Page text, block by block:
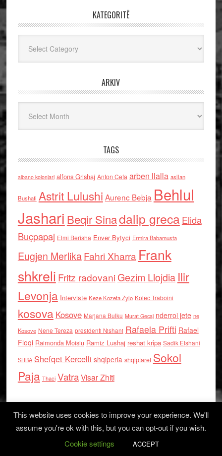
KATEGORITË
ARKIV
TAGS
albano kolonjari alfons Grishaj Anton Cefa arben llalla asllan
Bushati Astrit Lulushi Aurenc Bebja Behlul
Jashari Beqir Sinadalip grecaElida
Buçpapaj Elmi Berisha Enver Bytyci Ermira Babamusta
Eugjen MerlikaFahri Xharra Frank
shkreli Fritz radovaniGezim Llojdia Ilir
Levonja Interviste Keze Kozeta Zylo Kolec Traboini
kosova Kosove Marjana Bulku Murat Gecaj nderroi jete ne
Kosove Nene Tereza presidenti Nishani Rafaela Prifti Rafael
Floqi Raimonda Moisiu Ramiz Lushaj reshat kripa Sadik Elshani
SHBA Shefqet Kercelli shqiperia shqiptaret Sokol
Paja Thaci VatraVisar Zhiti
Log in
This website uses cookies to improve your experience. We'll
assume you're ok with this, but you can opt-out if you wish.
Cookie settings
ACCEPT